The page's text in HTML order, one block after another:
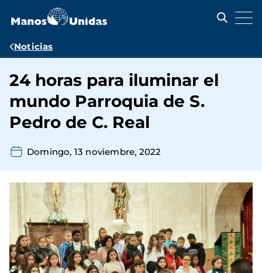
contenido
Ruta
navegación
Noticias
24 horas para iluminar el
mundo Parroquia de S.
Pedro de C. Real
Domingo, 13 noviembre, 2022